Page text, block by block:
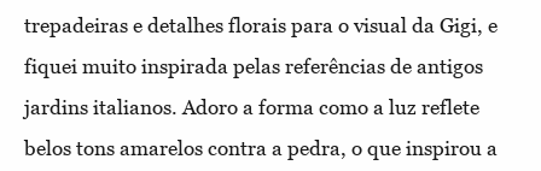
trepadeiras e detalhes florais para o visual da Gigi, e
fiquei muito inspirada pelas referências de antigos
jardins italianos. Adoro a forma como a luz reflete
belos tons amarelos contra a pedra, o que inspirou a